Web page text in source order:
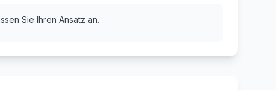
Sie Ihren Ansatz an.